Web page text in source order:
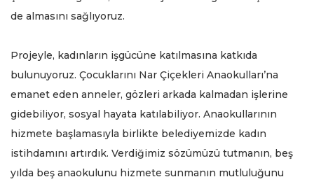
de almasını sağlıyoruz.
Projeyle, kadınların işgücüne katılmasına katkıda
bulunuyoruz. Çocuklarını Nar Çiçekleri Anaokulları’na
emanet eden anneler, gözleri arkada kalmadan işlerine
gidebiliyor, sosyal hayata katılabiliyor. Anaokullarının
hizmete başlamasıyla birlikte belediyemizde kadın
istihdamını artırdık. Verdiğimiz sözümüzü tutmanın, beş
yılda beş anaokulunu hizmete sunmanın mutluluğunu